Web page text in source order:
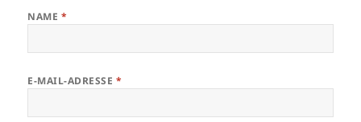
NAME *
E-MAIL-ADRESSE *